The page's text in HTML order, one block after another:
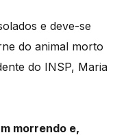
e deve-se
do animal morto
do INSP, Maria
morrendo e,